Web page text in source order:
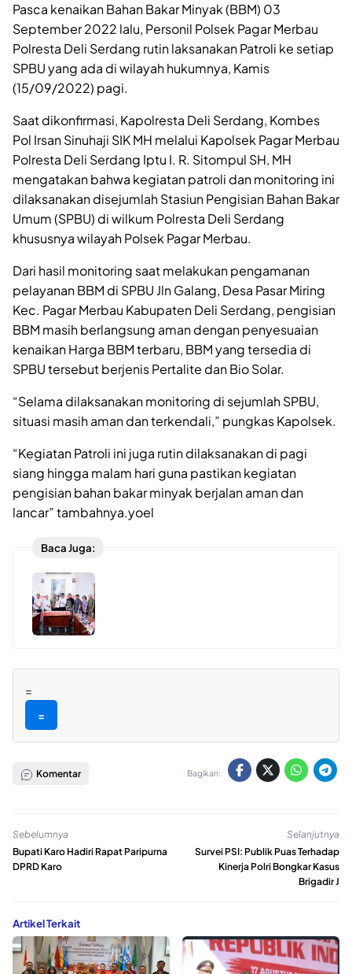
Pasca kenaikan Bahan Bakar Minyak (BBM) 03
September 2022 lalu, Personil Polsek Pagar Merbau
Polresta Deli Serdang rutin laksanakan Patroli ke setiap
SPBU yang ada di wilayah hukumnya, Kamis
(15/09/2022) pagi.
Saat dikonfirmasi, Kapolresta Deli Serdang, Kombes
Pol Irsan Sinuhaji SIK MH melalui Kapolsek Pagar Merbau
Polresta Deli Serdang Iptu I. R. Sitompul SH, MH
mengatakan bahwa kegiatan patroli dan monitoring ini
dilaksanakan disejumlah Stasiun Pengisian Bahan Bakar
Umum (SPBU) di wilkum Polresta Deli Serdang
khususnya wilayah Polsek Pagar Merbau.
Dari hasil monitoring saat melakukan pengamanan
pelayanan BBM di SPBU Jln Galang, Desa Pasar Miring
Kec. Pagar Merbau Kabupaten Deli Serdang, pengisian
BBM masih berlangsung aman dengan penyesuaian
kenaikan Harga BBM terbaru, BBM yang tersedia di
SPBU tersebut berjenis Pertalite dan Bio Solar.
“Selama dilaksanakan monitoring di sejumlah SPBU,
situasi masih aman dan terkendali,” pungkas Kapolsek.
“Kegiatan Patroli ini juga rutin dilaksanakan di pagi
siang hingga malam hari guna pastikan kegiatan
pengisian bahan bakar minyak berjalan aman dan
lancar” tambahnya.yoel
Baca Juga:
=
=
Komentar Bagikan:
Sebelumnya
Bupati Karo Hadiri Rapat Paripurna
DPRD Karo
Selanjutnya
Survei PSI: Publik Puas Terhadap
Kinerja Polri Bongkar Kasus
Brigadir J
Artikel Terkait